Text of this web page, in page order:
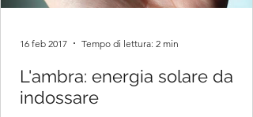
L'ambra: energia solare da
indossare
16 feb 2017 Tempo di lettura: 2 min